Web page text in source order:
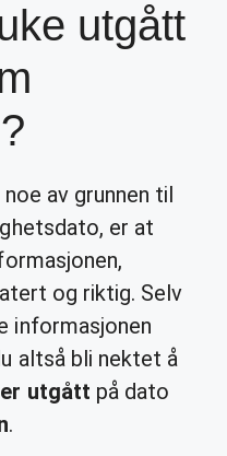
utgått
av grunnen til
er at
og riktig. Selv
informasjonen
altså bli nektet å
er utgått på dato
.